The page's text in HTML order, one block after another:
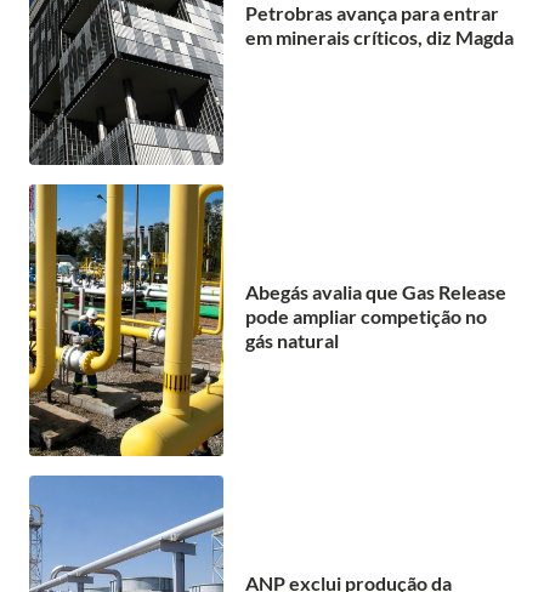
Petrobras avança para entrar
em minerais críticos, diz Magda
Abegás avalia que Gas Release
pode ampliar competição no
gás natural
ANP exclui produção da